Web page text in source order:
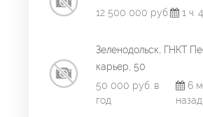
12 500 000 руб.
1 ч.
Зеленодольск, ГНКТ
карьер, 50
50 000 руб. в
год
6
назад